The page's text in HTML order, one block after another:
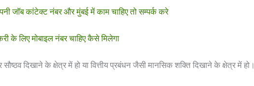
कांटेक्ट नंबर और मुंबई में काम चाहिए तो सम्पर्क करे
के लिए मोबाइल नंबर चाहिए कैसे मिलेगा
दिखाने के क्षेत्र में हो या वित्तीय प्रबंधन जैसी मानसिक शक्ति दिखाने के क्षेत्र में हो।